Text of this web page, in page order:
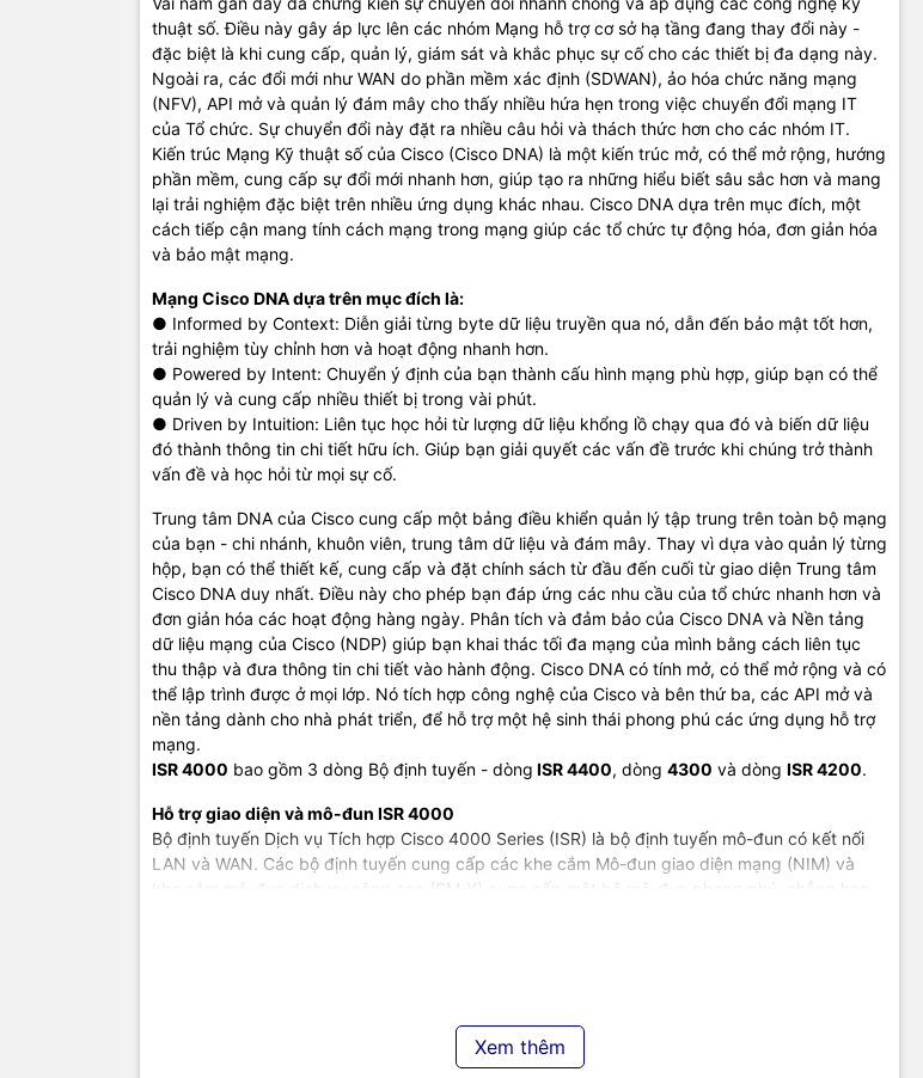
thuật số. Điều này gây áp lực lên các nhóm Mạng hỗ trợ cơ sở hạ tầng đang thay đổi này -
đặc biệt là khi cung cấp, quản lý, giám sát và khắc phục sự cố cho các thiết bị đa dạng này.
Ngoài ra, các đổi mới như WAN do phần mềm xác định (SDWAN), ảo hóa chức năng mạng
(NFV), API mở và quản lý đám mây cho thấy nhiều hứa hẹn trong việc chuyển đổi mạng IT
của Tổ chức. Sự chuyển đổi này đặt ra nhiều câu hỏi và thách thức hơn cho các nhóm IT.
Kiến trúc Mạng Kỹ thuật số của Cisco (Cisco DNA) là một kiến trúc mở, có thể mở rộng, hướng
phần mềm, cung cấp sự đổi mới nhanh hơn, giúp tạo ra những hiểu biết sâu sắc hơn và mang
lại trải nghiệm đặc biệt trên nhiều ứng dụng khác nhau. Cisco DNA dựa trên mục đích, một
cách tiếp cận mang tính cách mạng trong mạng giúp các tổ chức tự động hóa, đơn giản hóa
và bảo mật mạng.
Mạng Cisco DNA dựa trên mục đích là:
● Informed by Context: Diễn giải từng byte dữ liệu truyền qua nó, dẫn đến bảo mật tốt hơn,
trải nghiệm tùy chỉnh hơn và hoạt động nhanh hơn.
● Powered by Intent: Chuyển ý định của bạn thành cấu hình mạng phù hợp, giúp bạn có thể
quản lý và cung cấp nhiều thiết bị trong vài phút.
● Driven by Intuition: Liên tục học hỏi từ lượng dữ liệu khổng lồ chạy qua đó và biến dữ liệu
đó thành thông tin chi tiết hữu ích. Giúp bạn giải quyết các vấn đề trước khi chúng trở thành
vấn đề và học hỏi từ mọi sự cố.
Trung tâm DNA của Cisco cung cấp một bảng điều khiển quản lý tập trung trên toàn bộ mạng
của bạn - chi nhánh, khuôn viên, trung tâm dữ liệu và đám mây. Thay vì dựa vào quản lý từng
hộp, bạn có thể thiết kế, cung cấp và đặt chính sách từ đầu đến cuối từ giao diện Trung tâm
Cisco DNA duy nhất. Điều này cho phép bạn đáp ứng các nhu cầu của tổ chức nhanh hơn và
đơn giản hóa các hoạt động hàng ngày. Phân tích và đảm bảo của Cisco DNA và Nền tảng
dữ liệu mạng của Cisco (NDP) giúp bạn khai thác tối đa mạng của mình bằng cách liên tục
thu thập và đưa thông tin chi tiết vào hành động. Cisco DNA có tính mở, có thể mở rộng và có
thể lập trình được ở mọi lớp. Nó tích hợp công nghệ của Cisco và bên thứ ba, các API mở và
nền tảng dành cho nhà phát triển, để hỗ trợ một hệ sinh thái phong phú các ứng dụng hỗ trợ
mạng.
ISR 4000 bao gồm 3 dòng Bộ định tuyến - dòng ISR 4400, dòng 4300 và dòng ISR 4200.
Hỗ trợ giao diện và mô-đun ISR 4000
Bộ định tuyến Dịch vụ Tích hợp Cisco 4000 Series (ISR) là bộ định tuyến mô-đun có kết nối
LAN và WAN. Các bộ định tuyến cung cấp các khe cắm Mô-đun giao diện mạng (NIM) và
khe cắm mô-đun dịch vụ nâng cao (SM-X) cung cấp một bộ mô-đun phong phú, chẳng hạn
Màn hình tương tác,Linh kiện máy tính
lạnh, máy giặt, máy hút ẩm... cùng nhiều thiết bị công nghệ khác.
Xem thêm
sinh thái phong phú các ứng dụng hỗ trợ mạng.
ISR 4000bao gồm 3 dòng Bộ định tuyến - dòngISR 4400
Hỗ trợ giao diện và mô-đun ISR 4000
Bộ định tuyến Dịch vụ Tích hợp Cisco 4000 Series (ISR) là
LAN và WAN. Các bộ định tuyến cung cấp các khe cắm Mô-
khe cắm mô-đun dịch vụ nâng cao (SM-X) cung cấp một bộ
như LAN, WAN và Giao diện không dây cùng với một loạt
dịch vụ nhúng
mạng
tivi, tủ lạnh, máy giặt, máy hút ẩm... cùng nhiều thiết bị công
mang đếnsản phẩm chính hãng, giá tốt, dịch vụ chuyên
của doanh nghiệp cũng như gia đình và cá nhân.